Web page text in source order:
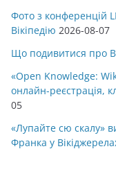
Фото з конференцій
Вікіпедію 2026-08-07
Що подивитися про
«Open Knowledge:
онлайн-реєстрація,
05
«Лупайте сю скалу»
Франка у